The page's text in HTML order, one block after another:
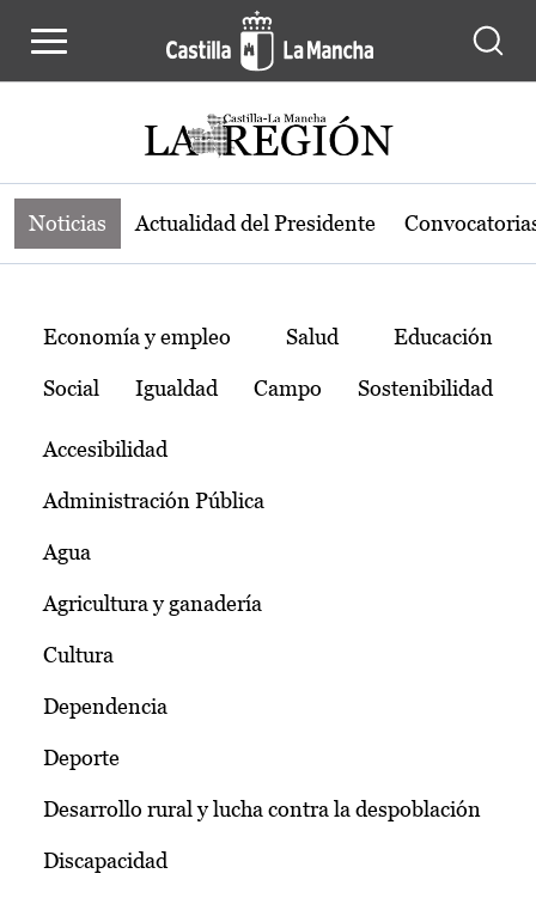
Noticias de la región de Castilla-La
Noticias Actualidad del Presidente
Temas
Economía y empleo Salud Educación
Social Igualdad Campo Sostenibilidad
Accesibilidad
Administración Pública
Agua
Agricultura y ganadería
Cultura
Dependencia
Deporte
Desarrollo rural y lucha contra la despoblación
Discapacidad